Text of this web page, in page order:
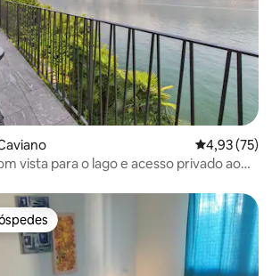
4,93 de uma
4,93 (75)
vista para o lago e acesso privado ao